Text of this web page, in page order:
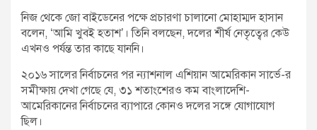
নিজ থেকে জো বাইডেনের পক্ষে প্রচারণা চালানো মোহাম্মদ হাসান
বলেন, ‘আমি খুবই হতাশ’। তিনি বলছেন, দলের শীর্ষ নেতৃত্বের কেউ
এখনও পর্যন্ত তার কাছে যাননি।
২০১৬ সালের নির্বাচনের পর ন্যাশনাল এশিয়ান আমেরিকান সার্ভে-র
সমীক্ষায় দেখা গেছে যে, ৩১ শতাংশেরও কম বাংলাদেশি-
আমেরিকানের নির্বাচনের ব্যাপারে কোনও দলের সঙ্গে যোগাযোগ
ছিল।